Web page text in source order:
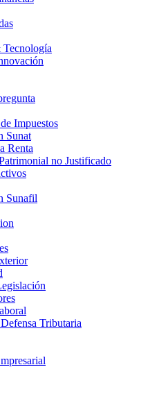
Impuestos
Sunat
Renta
no Justificado
Sunafil
Tributaria